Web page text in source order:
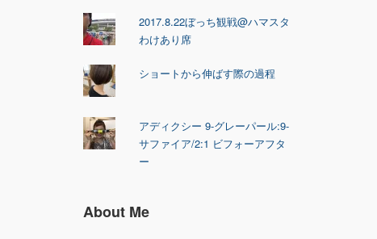
2017.8.22ぼっち観戦@ハマスタ
わけあり席
ショートから伸ばす際の過程
アディクシー 9-グレーパール:9-
サファイア/2:1 ビフォーアフタ
ー
About Me